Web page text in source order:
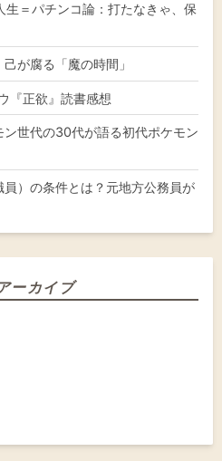
生＝パチンコ論：打たなきゃ、保
が腐る「魔の時間」
『正欲』読書感想
ン世代の30代が語る初代ポケモン
）の条件とは？元地方公務員が
ーカイブ